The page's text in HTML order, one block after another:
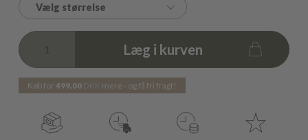
Vælg størrelse
Læg i kurven
Køb for499,00 DKK mere - og få fri fragt!